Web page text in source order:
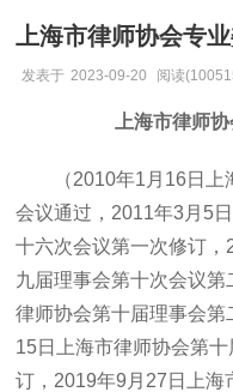
上海市律师协会专
发表于 2023-09-20 阅读
上海市律师
（2010年1月16日
会议通过，2011年3月5
十六次会议第一次修订
九届理事会第十次会议
律师协会第十届理事会第
15日上海市律师协会第
订，2019年9月27日上海